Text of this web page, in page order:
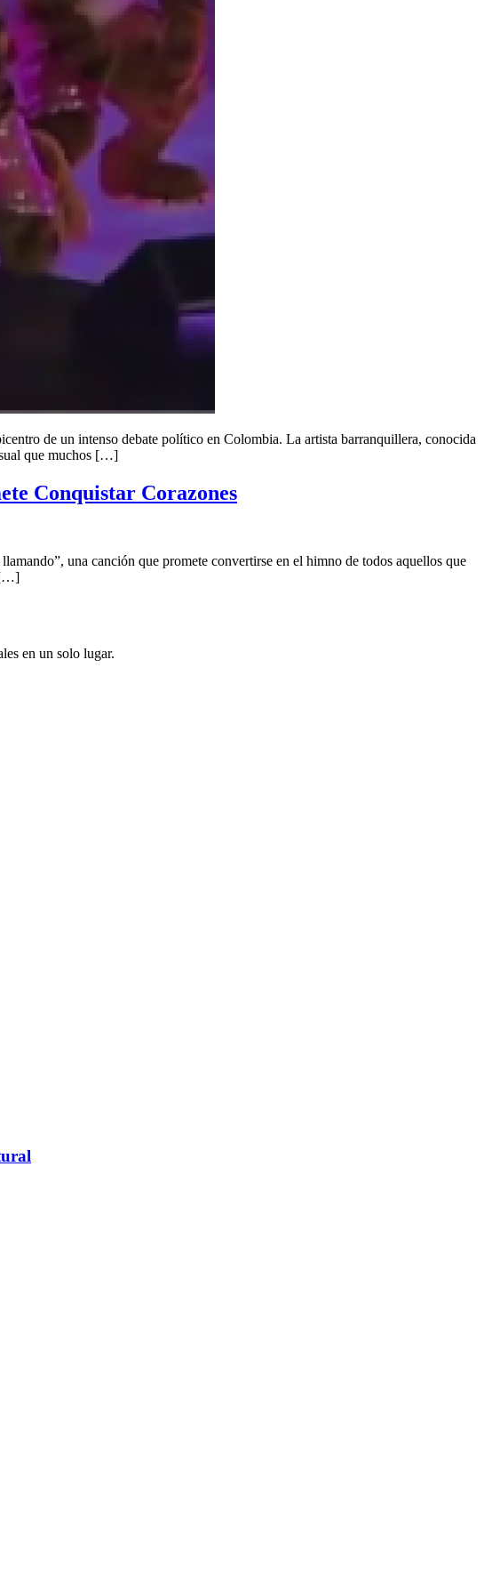
de un intenso debate político en Colombia. La artista barranquillera, conocida
que muchos […]
Conquistar Corazones
una canción que promete convertirse en el himno de todos aquellos que
[…]
en un solo lugar.